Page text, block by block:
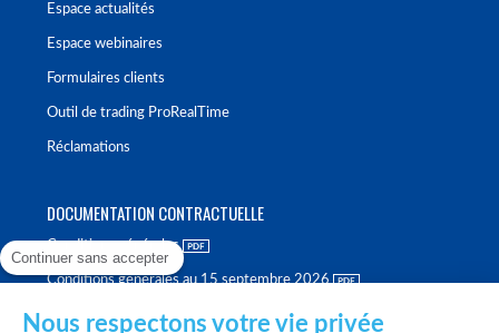
Espace actualités
Espace webinaires
Formulaires clients
Outil de trading ProRealTime
Réclamations
DOCUMENTATION CONTRACTUELLE
Conditions générales
Conditions générales au 15 septembre 2026
Continuer sans accepter
Nous respectons votre vie privée